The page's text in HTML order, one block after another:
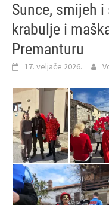
Sunce, smijeh
krabulje i
Premanturu
17. veljače 2026.